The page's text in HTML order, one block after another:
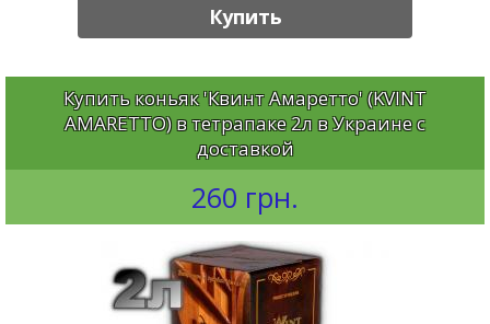
Купить
Купить коньяк 'Квинт Амаретто' (KVINT
AMARETTO) в тетрапаке 2л в Украине с
доставкой
260 грн.